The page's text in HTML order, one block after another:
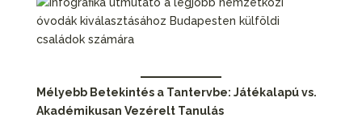
Mélyebb Betekintés a Tantervbe: Játékalapú vs.
Akadémikusan Vezérelt Tanulás